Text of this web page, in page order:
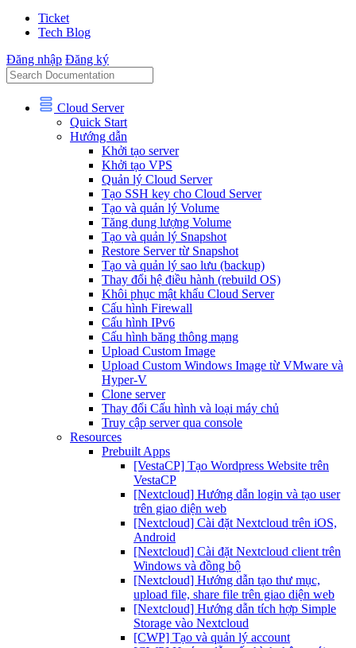
Ticket
Tech Blog
Đăng nhập Đăng ký
Cloud Server
Quick Start
Hướng dẫn
Khởi tạo server
Khởi tạo VPS
Quản lý Cloud Server
Tạo SSH key cho Cloud Server
Tạo và quản lý Volume
Tăng dung lượng Volume
Tạo và quản lý Snapshot
Restore Server từ Snapshot
Tạo và quản lý sao lưu (backup)
Thay đổi hệ điều hành (rebuild OS)
Khôi phục mật khẩu Cloud Server
Cấu hình Firewall
Cấu hình IPv6
Cấu hình băng thông mạng
Upload Custom Image
Upload Custom Windows Image từ VMware và
Hyper-V
Clone server
Thay đổi Cấu hình và loại máy chủ
Truy cập server qua console
Resources
Prebuilt Apps
[VestaCP] Tạo Wordpress Website trên
VestaCP
[Nextcloud] Hướng dẫn login và tạo user
trên giao diện web
[Nextcloud] Cài đặt Nextcloud trên iOS,
Android
[Nextcloud] Cài đặt Nextcloud client trên
Windows và đồng bộ
[Nextcloud] Hướng dẫn tạo thư mục,
upload file, share file trên giao diện web
[Nextcloud] Hướng dẫn tích hợp Simple
Storage vào Nextcloud
[CWP] Tạo và quản lý account